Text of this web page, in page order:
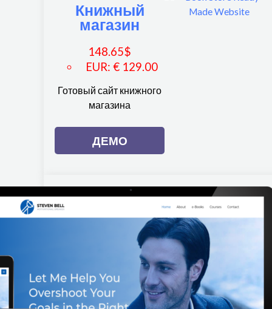
Книжный
магазин
148.65$
EUR:€ 129.00
Готовый сайт книжного
магазина
ДЕМО